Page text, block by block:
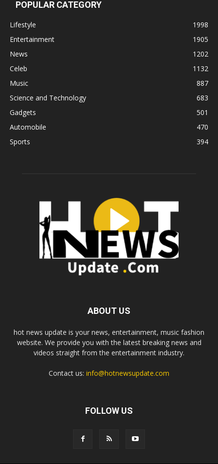
POPULAR CATEGORY
Lifestyle
1998
Entertainment
1905
News
1202
Celeb
1132
Music
887
Science and Technology
683
Gadgets
501
Automobile
470
Sports
394
ABOUT US
hot news update is your news, entertainment, music fashion
website. We provide you with the latest breaking news and
videos straight from the entertainment industry.
Contact us: info@hotnewsupdate.com
FOLLOW US